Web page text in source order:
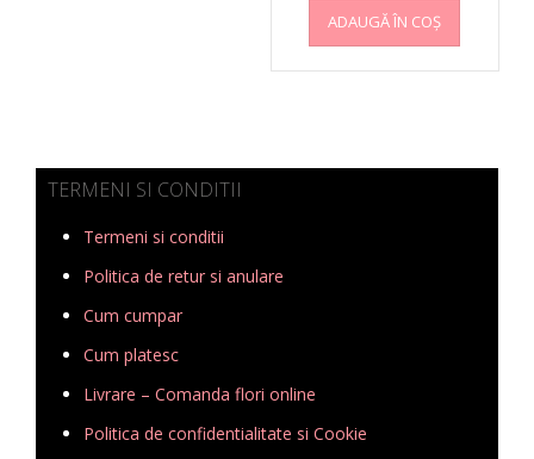
ADAUGĂ ÎN COȘ
TERMENI SI CONDITII
Termeni si conditii
Politica de retur si anulare
Cum cumpar
Cum platesc
Livrare – Comanda flori online
Politica de confidentialitate si Cookie